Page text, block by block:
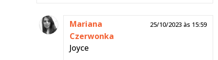
Mariana
Czerwonka
25/10/2023 às 15:59
Joyce